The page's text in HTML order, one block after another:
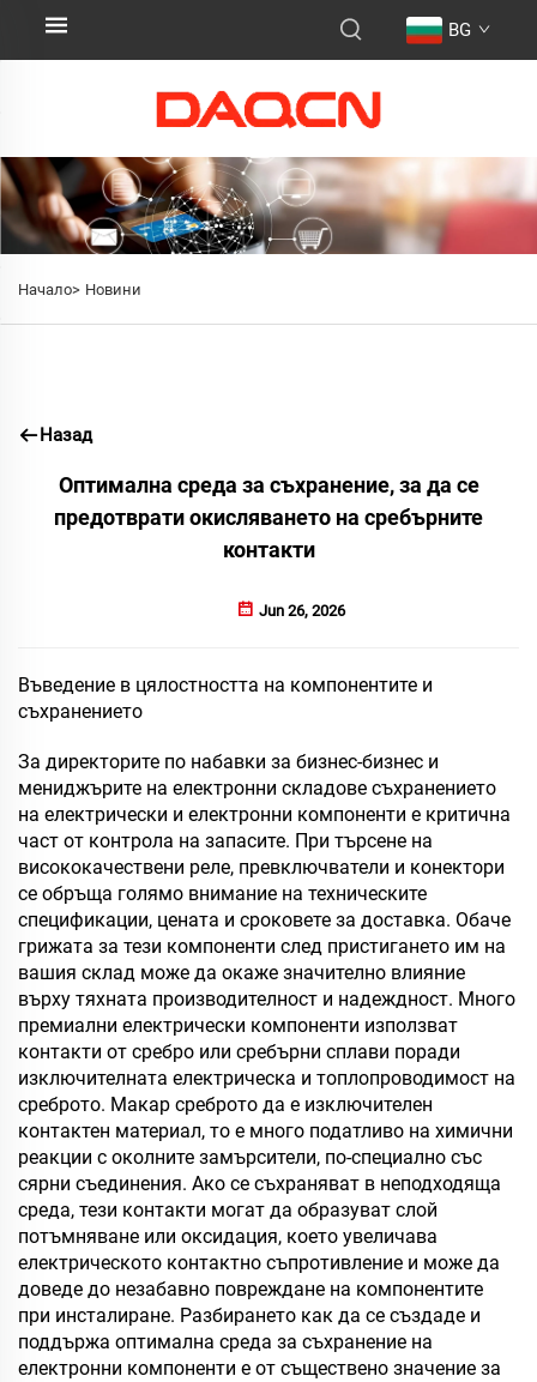
BG
Начало> Новини
Назад
Оптимална среда за съхранение, за да се
предотврати окисляването на сребърните
контакти
Jun 26, 2026
Въведение в цялостността на компонентите и
съхранението
За директорите по набавки за бизнес-бизнес и
мениджърите на електронни складове съхранението
на електрически и електронни компоненти е критична
част от контрола на запасите. При търсене на
висококачествени реле, превключватели и конектори
се обръща голямо внимание на техническите
спецификации, цената и сроковете за доставка. Обаче
грижата за тези компоненти след пристигането им на
вашия склад може да окаже значително влияние
върху тяхната производителност и надеждност. Много
премиални електрически компоненти използват
контакти от сребро или сребърни сплави поради
изключителната електрическа и топлопроводимост на
среброто. Макар среброто да е изключителен
контактен материал, то е много податливо на химични
реакции с околните замърсители, по-специално със
сярни съединения. Ако се съхраняват в неподходяща
среда, тези контакти могат да образуват слой
потъмняване или оксидация, което увеличава
електрическото контактно съпротивление и може да
доведе до незабавно повреждане на компонентите
при инсталиране. Разбирането как да се създаде и
поддържа оптимална среда за съхранение на
електронни компоненти е от съществено значение за